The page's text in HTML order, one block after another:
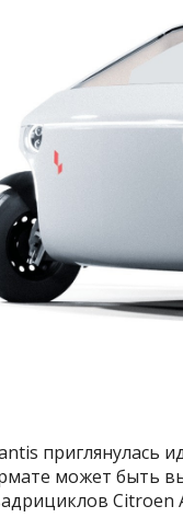
приглянулась
может быть
Citroen